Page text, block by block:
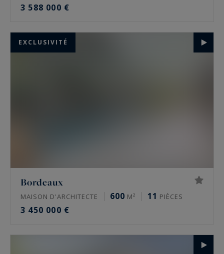
3 588 000 €
EXCLUSIVITÉ
Bordeaux
MAISON D'ARCHITECTE 600 M² 11 PIÈCES
3 450 000 €